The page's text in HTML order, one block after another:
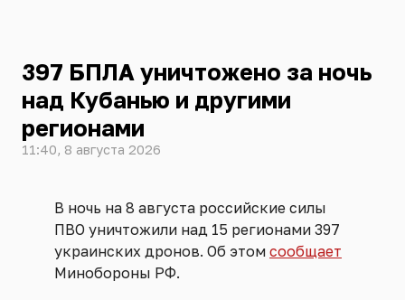
397 БПЛА уничтожено за ночь
над Кубанью и другими
регионами
11:40, 8 августа 2026
В ночь на 8 августа российские силы
ПВО уничтожили над 15 регионами 397
украинских дронов. Об этом сообщает
Минобороны РФ.